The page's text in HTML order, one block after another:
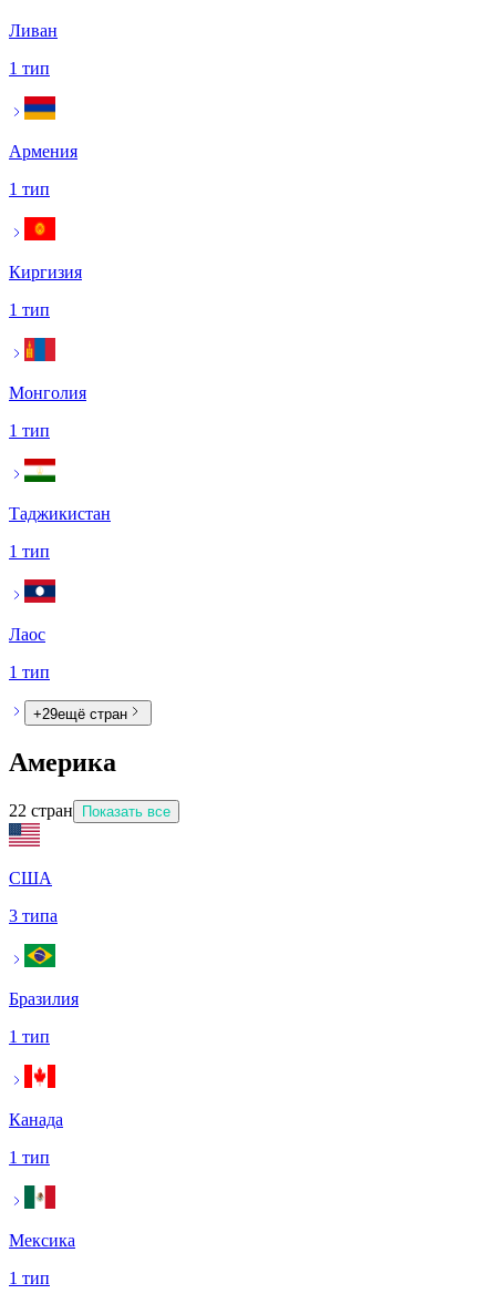
Ливан
1 тип
Армения
1 тип
Киргизия
1 тип
Монголия
1 тип
Таджикистан
1 тип
Лаос
1 тип
+29ещё стран
Америка
22 стран Показать все
США
3 типа
Бразилия
1 тип
Канада
1 тип
Мексика
1 тип